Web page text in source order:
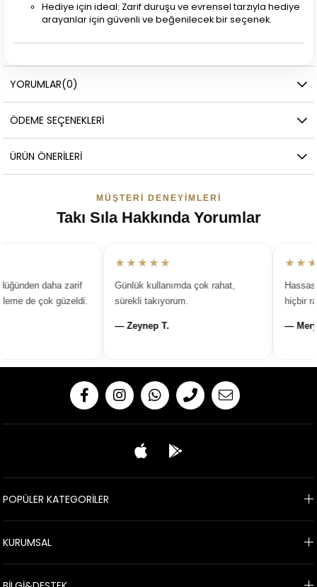
Hediye için ideal: Zarif duruşu ve evrensel tarzıyla hediye
arayanlar için güvenli ve beğenilecek bir seçenek.
YORUMLAR(0)
ÖDEME SEÇENEKLERI
ÜRÜN ÖNERILERI
MÜŞTERI DENEYIMLERI
Takı Sıla Hakkında Yorumlar
daha zarif
de çok güzeldi.
★★★★★
Günlük kullanımda çok rahat,
sürekli takıyorum.
— Zeynep T.
Hassas
hiçbir
—
POPÜLER KATEGORİLER
KURUMSAL